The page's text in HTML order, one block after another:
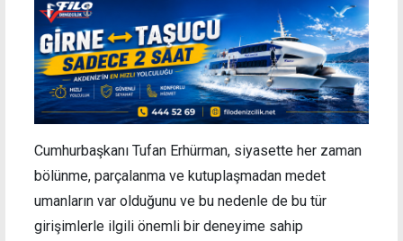
Cumhurbaşkanı Tufan Erhürman, siyasette her zaman
bölünme, parçalanma ve kutuplaşmadan medet
umanların var olduğunu ve bu nedenle de bu tür
girişimlerle ilgili önemli bir deneyime sahip